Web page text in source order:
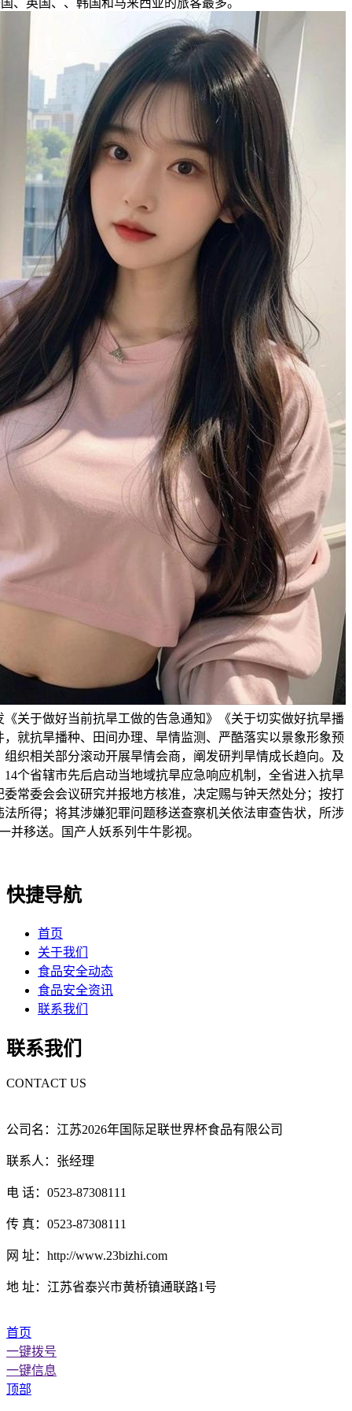
、英国、、韩国和马来西亚的旅客最多。
关于做好当前抗旱工做的告急通知》《关于切实做好抗旱播
就抗旱播种、田间办理、旱情监测、严酷落实以景象形象预
织相关部分滚动开展旱情会商，阐发研判旱情成长趋向。及
个省辖市先后启动当地域抗旱应急响应机制，全省进入抗旱
常委会会议研究并报地方核准，决定赐与钟天然处分；按打
所得；将其涉嫌犯罪问题移送查察机关依法审查告状，所涉
并移送。国产人妖系列牛牛影视。
快捷导航
首页
关于我们
食品安全动态
食品安全资讯
联系我们
联系我们
CONTACT US
公司名：江苏2026年国际足联世界杯食品有限公司
联系人：张经理
电 话：0523-87308111
传 真：0523-87308111
网 址：http://www.23bizhi.com
地 址：江苏省泰兴市黄桥镇通联路1号
首页
一键拨号
一键信息
顶部